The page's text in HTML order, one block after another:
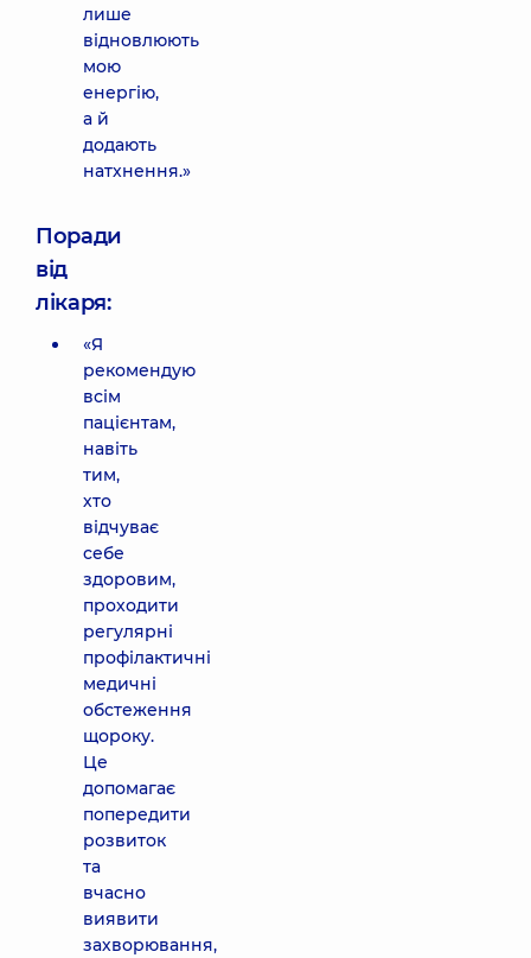
лише
відновлюють
мою
енергію,
а й
додають
натхнення.»
Поради
від
лікаря:
«Я
рекомендую
всім
пацієнтам,
навіть
тим,
хто
відчуває
себе
здоровим,
проходити
регулярні
профілактичні
медичні
обстеження
щороку.
Це
допомагає
попередити
розвиток
та
вчасно
виявити
захворювання,